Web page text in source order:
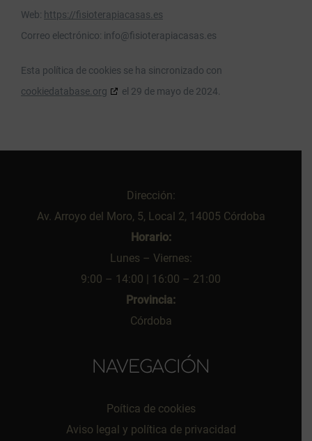
Web: https://fisioterapiacasas.es
Correo electrónico: info@fisioterapiacasas.es
Esta política de cookies se ha sincronizado con
cookiedatabase.org
el 29 de mayo de 2024.
Dirección:
Av. Arroyo del Moro, 5, Local 2, 14005 Córdoba
Horario:
Lunes – Viernes:
9:00 – 14:00 | 16:00 – 21:00
Provincia:
Córdoba
NAVEGACIÓN
Poítica de cookies
Aviso legal y política de privacidad